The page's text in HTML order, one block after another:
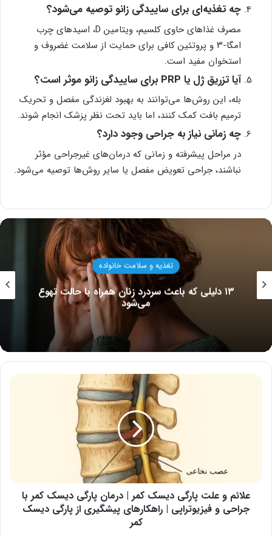
چه تغذیه‌ای برای ساییدگی زانو توصیه می‌شود؟
مصرف غذاهای حاوی کلسیم، ویتامین D، اسیدهای چرب
امگا-۳ و پروتئین کافی برای حمایت از سلامت غضروف و
استخوان مفید است.
آیا تزریق ژل یا PRP برای ساییدگی زانو موثر است؟
بله، این روش‌ها می‌توانند به بهبود لغزندگی مفصل و تحریک
ترمیم بافت کمک کنند، اما باید تحت نظر پزشک انجام شوند.
چه زمانی نیاز به جراحی وجود دارد؟
در مراحل پیشرفته و زمانی که درمان‌های غیرجراحی مؤثر
نباشند، جراحی تعویض مفصل یا سایر روش‌ها توصیه می‌شود.
تغذیه و سلامت خانواده
۱۳ دلیلی که باعث سردرد زنان همراه با حالت تهوع
می‌شود
علائم
پارگی
دیسکعلائم و علت پارگی دیسک کمر | درمان پارگی دیسک کمر با
جراحی و فیزیوتراپی | راهکارهای پیشگیری از پارگی دیسک
کمر